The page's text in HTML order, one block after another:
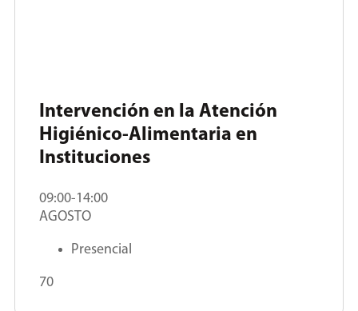
Intervención en la Atención
Higiénico-Alimentaria en
Instituciones
09:00-14:00
AGOSTO
Presencial
70